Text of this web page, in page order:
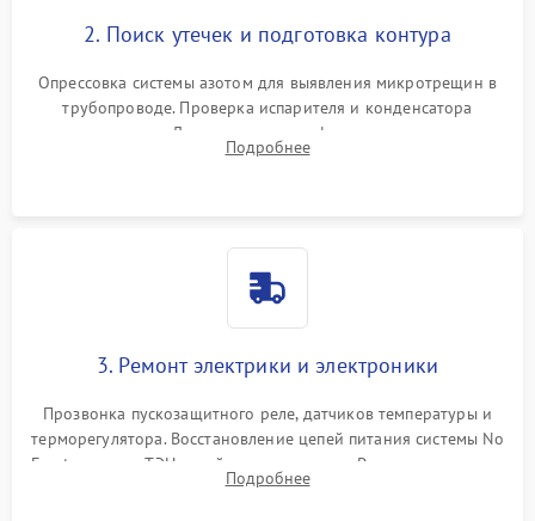
2. Поиск утечек и подготовка контура
Опрессовка системы азотом для выявления микротрещин в
трубопроводе. Проверка испарителя и конденсатора
течеискателем. Демонтаж старого фильтра-осушителя и
продувка капиллярной трубки для устранения засоров.
Подробнее
3. Ремонт электрики и электроники
Прозвонка пускозащитного реле, датчиков температуры и
терморегулятора. Восстановление цепей питания системы No
Frost, включая ТЭН оттайки и вентилятор. Ремонт или замена
платы управления при сбоях алгоритмов.
Подробнее